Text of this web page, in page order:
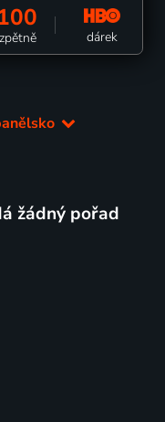
dárek
žádný pořad